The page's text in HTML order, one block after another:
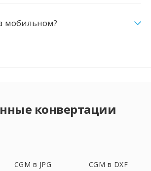
мобильном?
конвертации
CGM в JPG CGM в DXF